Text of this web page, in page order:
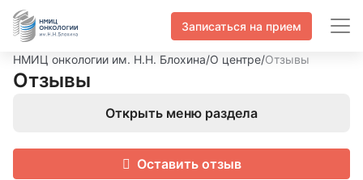
Записаться на прием
НМИЦ онкологии им. Н.Н. Блохина/О центре/Отзывы
Отзывы
Открыть меню раздела
Оставить отзыв